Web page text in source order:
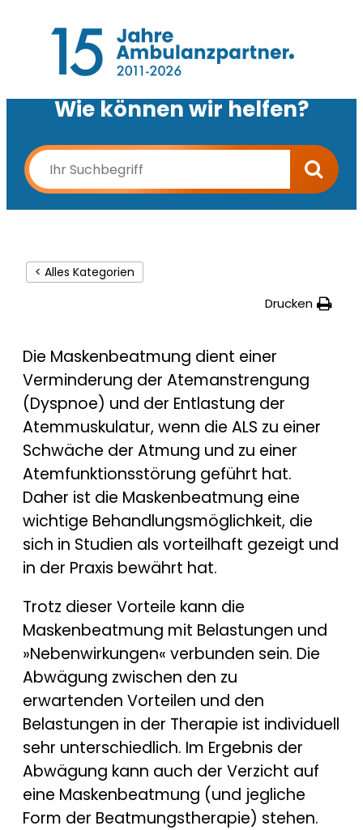
Wie können wir helfen?
< Alles Kategorien
Drucken
Die Maskenbeatmung dient einer
Verminderung der Atemanstrengung
(Dyspnoe) und der Entlastung der
Atemmuskulatur, wenn die ALS zu einer
Schwäche der Atmung und zu einer
Atemfunktionsstörung geführt hat.
Daher ist die Maskenbeatmung eine
wichtige Behandlungsmöglichkeit, die
sich in Studien als vorteilhaft gezeigt und
in der Praxis bewährt hat.
Trotz dieser Vorteile kann die
Maskenbeatmung mit Belastungen und
»Nebenwirkungen« verbunden sein. Die
Abwägung zwischen den zu
erwartenden Vorteilen und den
Belastungen in der Therapie ist individuell
sehr unterschiedlich. Im Ergebnis der
Abwägung kann auch der Verzicht auf
eine Maskenbeatmung (und jegliche
Form der Beatmungstherapie) stehen.